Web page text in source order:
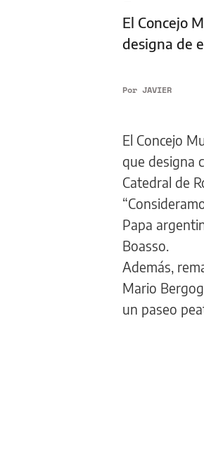
El Concejo
designa de
Por JAVIER
El Concejo
que designa
Catedral de
Papa
Boasso.
Además,
Mario
un paseo